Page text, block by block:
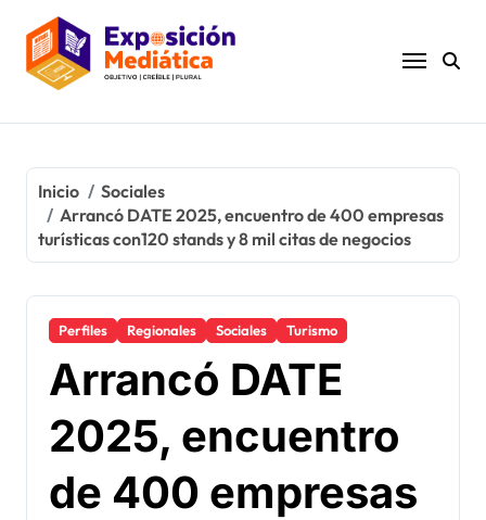
contenido
Inicio
Sociales
Arrancó DATE 2025, encuentro de 400 empresas
turísticas con120 stands y 8 mil citas de negocios
Perfiles Regionales Sociales Turismo
Arrancó DATE
2025, encuentro
de 400 empresas